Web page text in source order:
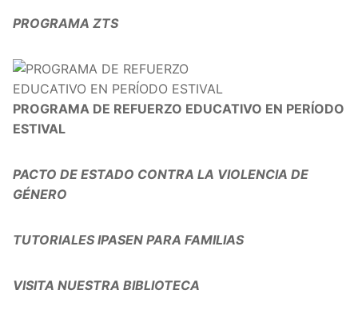
PROGRAMA ZTS
PROGRAMA DE REFUERZO EDUCATIVO EN PERÍODO
ESTIVAL
PACTO DE ESTADO CONTRA LA VIOLENCIA DE
GÉNERO
TUTORIALES IPASEN PARA FAMILIAS
VISITA NUESTRA BIBLIOTECA